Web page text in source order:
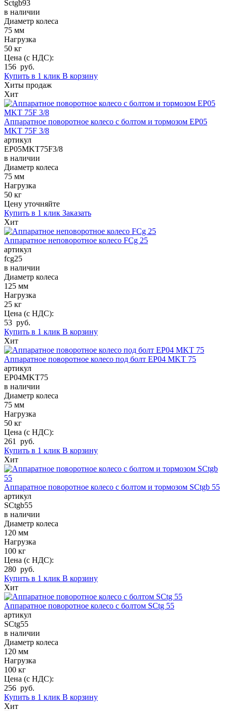
Sctgb93
в наличии
Диаметр колеса
75 мм
Нагрузка
50 кг
Цена (с НДС):
156 руб.
Купить в 1 клик В корзину
Хиты продаж
Хит
Аппаратное поворотное колесо с болтом и тормозом EP05
MKT 75F 3/8
артикул
EP05MKT75F3/8
в наличии
Диаметр колеса
75 мм
Нагрузка
50 кг
Цену уточняйте
Купить в 1 клик Заказать
Хит
Аппаратное неповоротное колесо FCg 25
артикул
fcg25
в наличии
Диаметр колеса
125 мм
Нагрузка
25 кг
Цена (с НДС):
53 руб.
Купить в 1 клик В корзину
Хит
Аппаратное поворотное колесо под болт EP04 MKT 75
артикул
EP04MKT75
в наличии
Диаметр колеса
75 мм
Нагрузка
50 кг
Цена (с НДС):
261 руб.
Купить в 1 клик В корзину
Хит
Аппаратное поворотное колесо с болтом и тормозом SCtgb 55
артикул
SCtgb55
в наличии
Диаметр колеса
120 мм
Нагрузка
100 кг
Цена (с НДС):
280 руб.
Купить в 1 клик В корзину
Хит
Аппаратное поворотное колесо с болтом SCtg 55
артикул
SCtg55
в наличии
Диаметр колеса
120 мм
Нагрузка
100 кг
Цена (с НДС):
256 руб.
Купить в 1 клик В корзину
Хит